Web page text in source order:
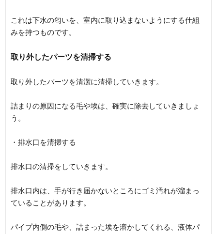
これは下水の匂いを、室内に取り込まないようにする仕組
みを持つものです。
取り外したパーツを清掃する
取り外したパーツを清潔に清掃していきます。
詰まりの原因になる毛や埃は、確実に除去していきましょ
う。
・排水口を清掃する
排水口の清掃をしていきます。
排水口内は、手が行き届かないところにゴミ汚れが溜まっ
ていることがあります。
パイプ内側の毛や、詰まった埃を溶かしてくれる、液体パ